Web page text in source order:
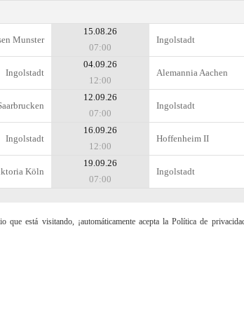
Munster
15.08.26
07:00
Ingolstadt
Ingolstadt
04.09.26
12:00
Alemannia Aachen
12.09.26
07:00
Ingolstadt
Ingolstadt
16.09.26
12:00
Hoffenheim II
Köln
19.09.26
07:00
Ingolstadt
está visitando, ¡automáticamente acepta la Política de